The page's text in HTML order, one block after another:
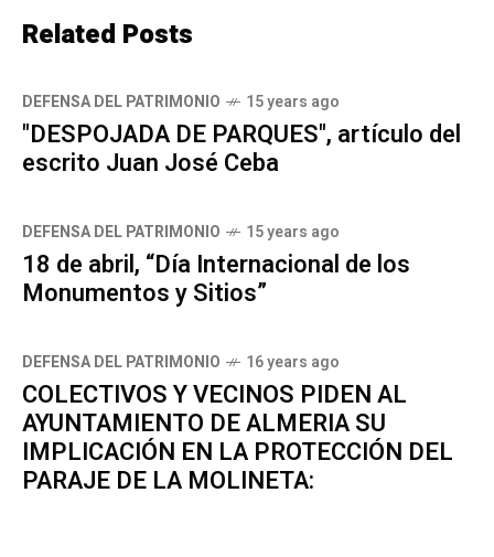
Related Posts
DEFENSA DEL PATRIMONIO 15 years ago
"DESPOJADA DE PARQUES", artículo del
escrito Juan José Ceba
DEFENSA DEL PATRIMONIO 15 years ago
18 de abril, “Día Internacional de los
Monumentos y Sitios”
DEFENSA DEL PATRIMONIO 16 years ago
COLECTIVOS Y VECINOS PIDEN AL
AYUNTAMIENTO DE ALMERIA SU
IMPLICACIÓN EN LA PROTECCIÓN DEL
PARAJE DE LA MOLINETA: